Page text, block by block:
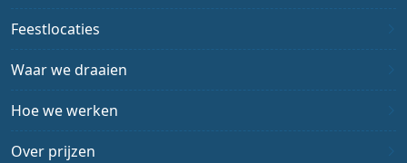
Feestlocaties
Waar we draaien
Hoe we werken
Over prijzen